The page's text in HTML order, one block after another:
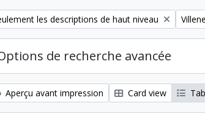
filter:les descriptions de haut niveau
de recherche avancée
Aperçu avant impression Card view